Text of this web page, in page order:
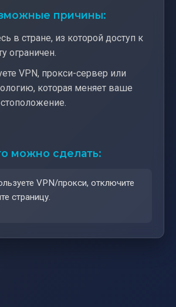
причины:
в стране, из которой доступ к
ограничен.
VPN, прокси-сервер или
которая меняет ваше
можно сделать:
VPN/прокси, отключите
страницу.